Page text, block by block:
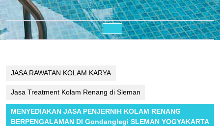
Open
JASA RAWATAN KOLAM KARYA
Jasa Treatment Kolam Renang di Sleman
MENYEDIAKAN JASA PENJERNIH KOLAM RENANG
BERPENGALAMAN DI Gondanglegi SLEMAN YOGYAKARTA